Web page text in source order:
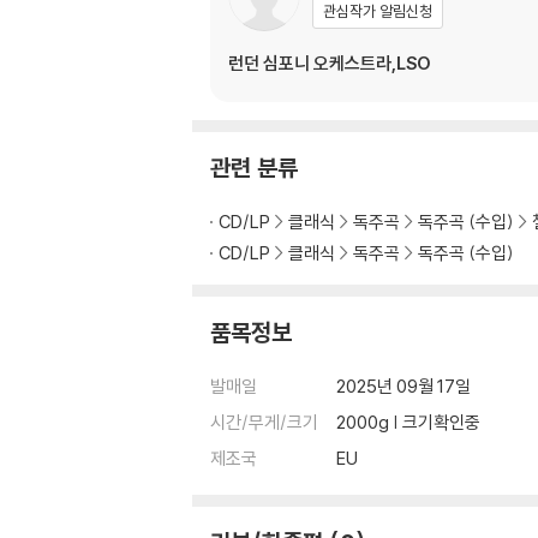
관심작가 알림신청
런던 심포니 오케스트라,LSO
관련 분류
CD/LP 클래식 독주곡 독주곡 (수입)
CD/LP
클래식 독주곡 독주곡 (수입)
품목정보
발매일
2025년 09월 17일
시간/무게/크기
2000g | 크기확인중
제조국
EU